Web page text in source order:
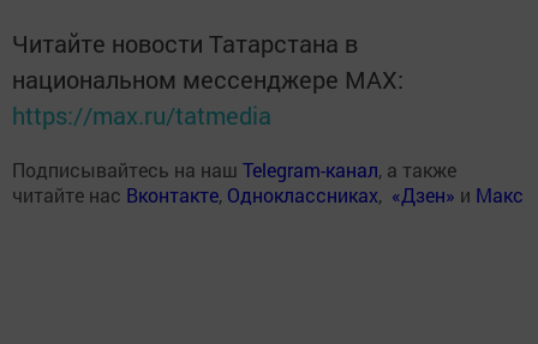
Читайте новости Татарстана в
национальном мессенджере MАХ:
https://max.ru/tatmedia
Подписывайтесь на наш Telegram-канал, а также
читайте нас Вконтакте, Одноклассниках, «Дзен» и Макс